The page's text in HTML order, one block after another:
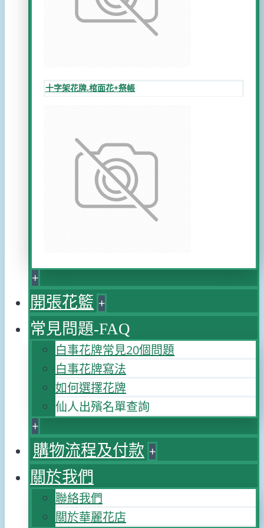
十字架花牌.棺面花+祭帳
+
開張花籃 +
常見問題-FAQ
白事花牌常見20個問題
白事花牌寫法
如何選擇花牌
仙人出殯名單查詢
+
購物流程及付款 +
關於我們
聯絡我們
關於華麗花店